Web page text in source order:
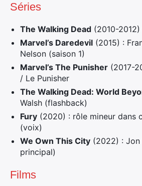
Séries
The Walking Dead (2010-2012)
Marvel’s Daredevil (2015) :
Nelson (saison 1)
Marvel’s The Punisher (2017-
/ Le Punisher
The Walking Dead: World
Walsh (flashback)
Fury (2020) : rôle mineur dans
(voix)
We Own This City (2022) :
principal)
Films